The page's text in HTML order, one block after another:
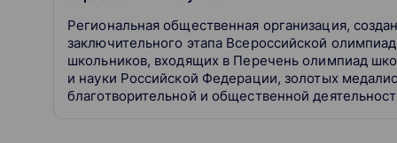
Региональная общественная организация,
заключительного этапа Всероссийской
школьников, входящих в Перечень олимпиад
и науки Российской Федерации, золотых
благотворительной и общественной